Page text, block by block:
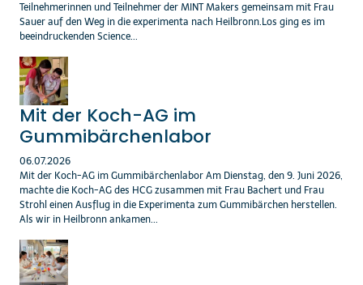
Teilnehmerinnen und Teilnehmer der MINT Makers gemeinsam mit Frau
Sauer auf den Weg in die experimenta nach Heilbronn.Los ging es im
beeindruckenden Science...
Mit der Koch-AG im
Gummibärchenlabor
06.07.2026
Mit der Koch-AG im Gummibärchenlabor Am Dienstag, den 9. Juni 2026,
machte die Koch-AG des HCG zusammen mit Frau Bachert und Frau
Strohl einen Ausflug in die Experimenta zum Gummibärchen herstellen.
Als wir in Heilbronn ankamen...